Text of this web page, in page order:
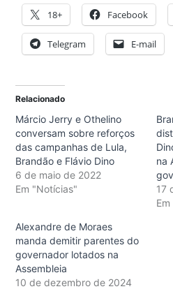
18+ Facebook
Telegram E-mail
Relacionado
Márcio Jerry e Othelino
conversam sobre reforços
das campanhas de Lula,
Brandão e Flávio Dino
6 de maio de 2022
Em "Notícias"
na
17
Alexandre de Moraes
manda demitir parentes do
governador lotados na
Assembleia
10 de dezembro de 2024